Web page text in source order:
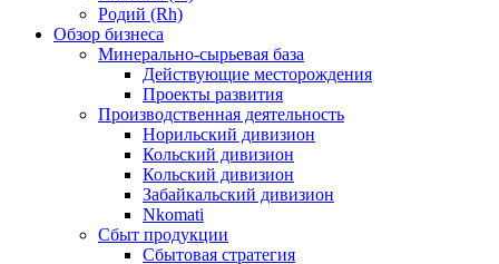
Родий (Rh)
Обзор бизнеса
Минерально-сырьевая база
Действующие месторождения
Проекты развития
Производственная деятельность
Норильский дивизион
Кольский дивизион
Кольский дивизион
Забайкальский дивизион
Nkomati
Сбыт продукции
Сбытовая стратегия